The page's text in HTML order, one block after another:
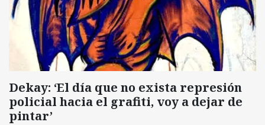
Dekay: ‘El día que no exista represión
policial hacia el grafiti, voy a dejar de
pintar’